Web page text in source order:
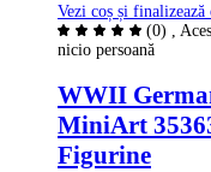
Vezi coș și finalizează
(0)
,
nicio persoană
WWII
MiniArt
Figurine